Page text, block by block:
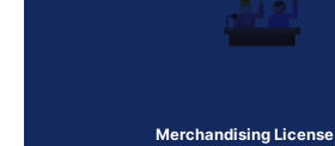
Merchandising License